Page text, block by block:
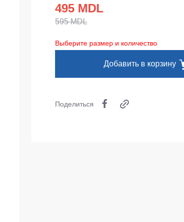
Одноразовая спецодежда
Специальная одежда
Шапки
495 MDL
595 MDL
Выберите размер и количество
Добавить в корзину
Поделиться